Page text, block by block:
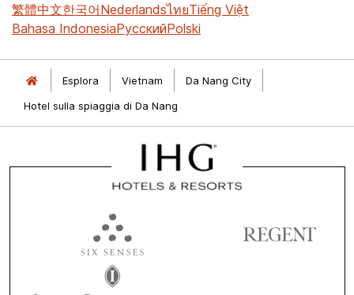
繁體中文한국어NederlandsไทยTiếng Việt
Bahasa IndonesiaРусскийPolski
Esplora Vietnam
Da Nang City
Hotel sulla spiaggia di Da Nang